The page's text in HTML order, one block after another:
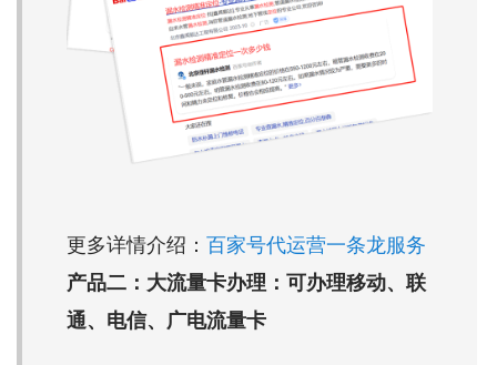
更多详情介绍： 百家号代运营一条龙服务
产品二：大流量卡办理：可办理移动、联
通、电信、广电流量卡